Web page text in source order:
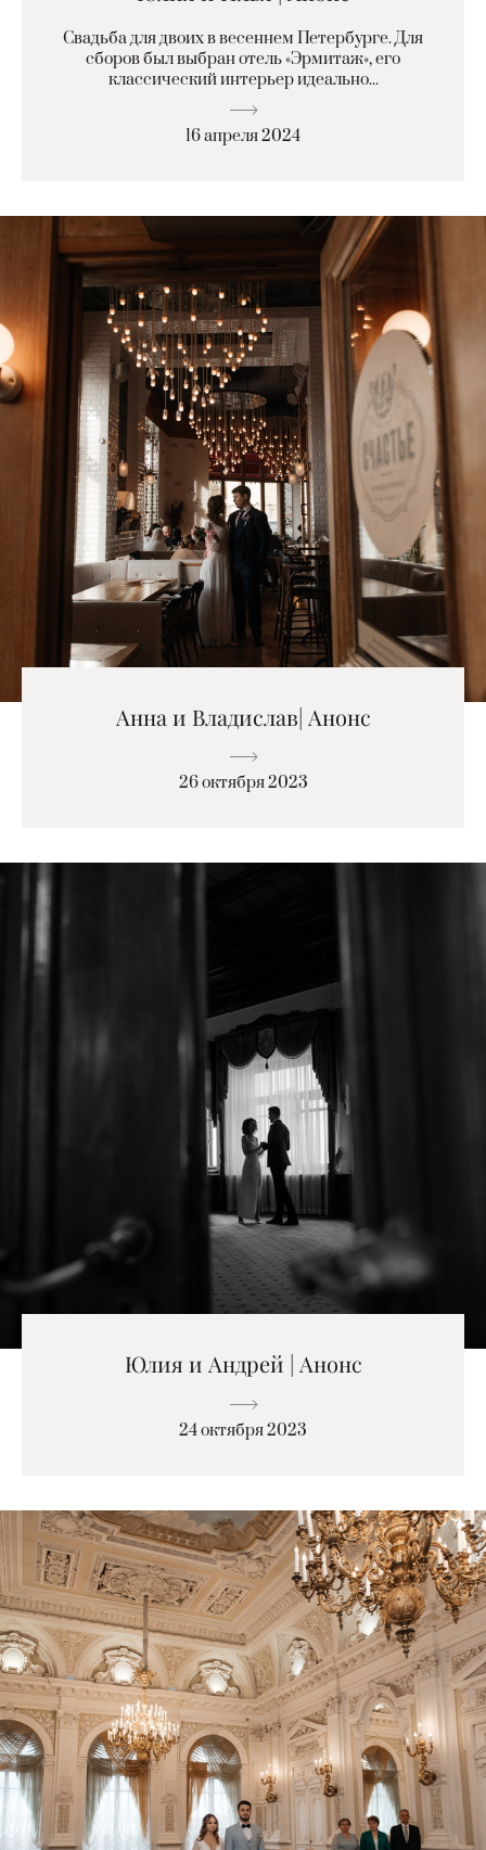
Свадьба для двоих в весеннем Петербурге. Для
сборов был выбран отель «Эрмитаж», его
классический интерьер идеально...
16 апреля 2024
Анна и Владислав| Анонс
26 октября 2023
Юлия и Андрей | Анонс
24 октября 2023